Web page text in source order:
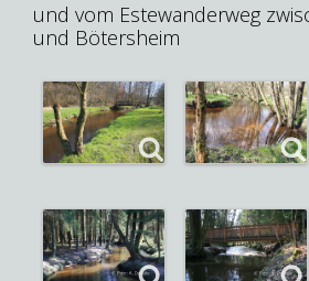
und vom Estewanderweg
und Bötersheim